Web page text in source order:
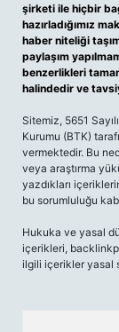
şirketi ile hiçbir
hazırladığımız
haber niteliği
paylaşım
benzerlikleri
halindedir ve
Sitemiz, 5651
Kurumu (BTK)
vermektedir. Bu
veya araştırma
yazdıkları
bu sorumluluğu
Hukuka ve yasal
içerikleri,
ilgili içerikler yasal